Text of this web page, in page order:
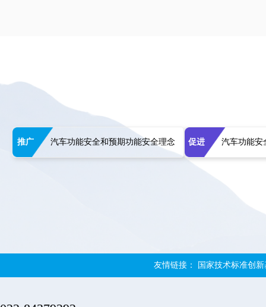
推广 汽车功能安全和预期功能安全理念 促进 汽车功能安
友情链接： 国家技术标准创